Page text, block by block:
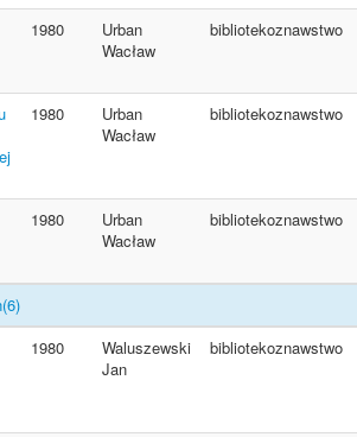
1980
Urban
Wacław
bibliotekoznawstwo
1980
Urban
Wacław
bibliotekoznawstwo
1980
Urban
Wacław
bibliotekoznawstwo
(6)
1980
Waluszewski
Jan
bibliotekoznawstwo